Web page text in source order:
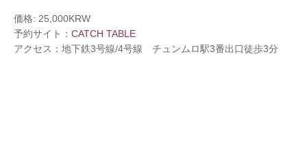
価格: 25,000KRW
予約サイト： CATCH TABLE
アクセス：地下鉄3号線/4号線 チュンムロ駅3番出口徒歩3分